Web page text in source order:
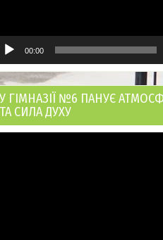
00:00
У ГІМНАЗІЇ №6 ПАНУЄ
ТА СИЛА ДУХУ